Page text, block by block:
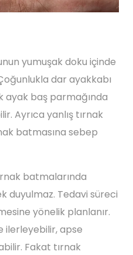
yumuşak doku içinde
dar ayakkabı
ayak baş parmağında
Ayrıca yanlış tırnak
batmasına sebep
batmalarında
duyulmaz. Tedavi süreci
yönelik planlanır.
ilerleyebilir, apse
Fakat tırnak